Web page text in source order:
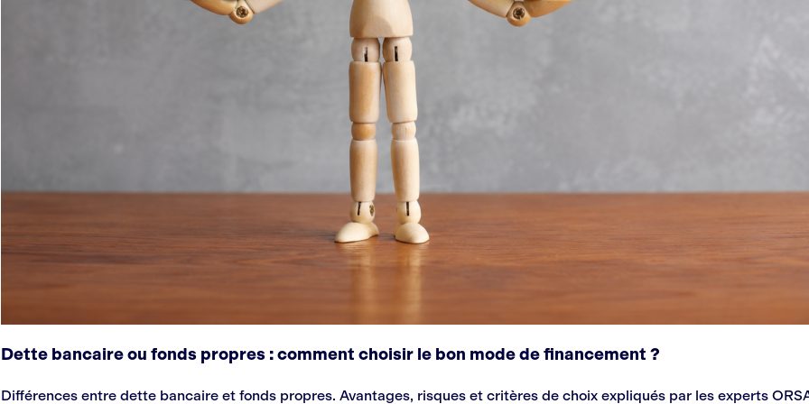
Dette bancaire ou fonds propres : comment choisir le bon mode de financement ?
Différences entre dette bancaire et fonds propres. Avantages, risques et critères de choix expliqués par les experts